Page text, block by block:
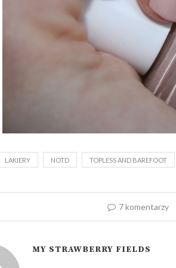
LAKIERY NOTD TOPLESS AND BAREFOOT
7 komentarzy
MY STRAWBERRY FIELDS